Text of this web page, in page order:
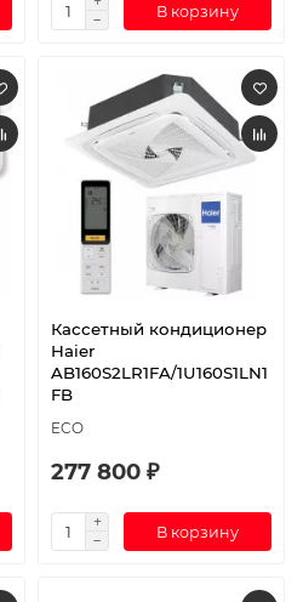
В корзину
Кассетный кондиционер
Haier
AB160S2LR1FA/1U160S1LN1
FB
ECO
277 800 ₽
В корзину